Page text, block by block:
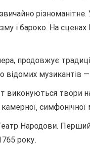
різноманітне.
і бароко. На
продовжує
відомих
виконуються твори
симфонічної
Народови. Перший
року.